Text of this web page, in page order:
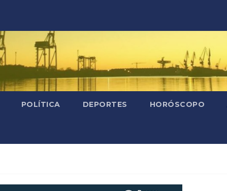
POLÍTICA DEPORTES HORÓSCOPO